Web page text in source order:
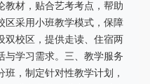
教材，贴合艺考考点，帮助
区采用小班教学模式，保障
双校区，提供走读、住宿两
与学习需求。三、教学服务
，制定针对性教学计划，